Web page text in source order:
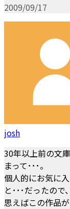
2009/09/17
josh
30年以上前の文
まって･･･。
個人的にお気に
と･･･だったので
思えばこの作品